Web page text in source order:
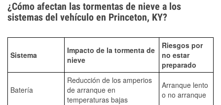
¿Cómo afectan las tormentas de nieve a los
sistemas del vehículo en Princeton, KY?
Sistema
Impacto de la tormenta de
nieve
Riesgos por
no estar
preparado
Batería
Reducción de los amperios
de arranque en
temperaturas bajas
Arranque lento
o no arranque